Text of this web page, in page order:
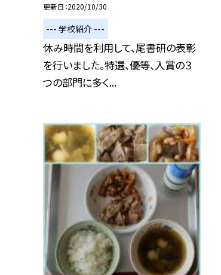
更新日 2020/10/30
--- 学校紹介 ---
休み時間を利用して、尾書研の表彰
を行いました。特選、優等、入賞の３
つの部門に多く...